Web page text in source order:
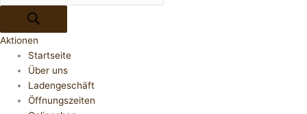
Aktionen
Startseite
Über uns
Ladengeschäft
Öffnungszeiten